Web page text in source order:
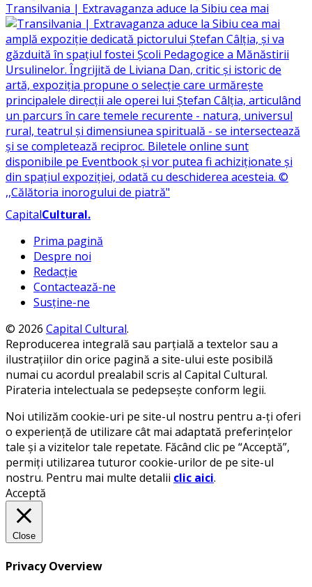
Transilvania | Extravaganza aduce la Sibiu cea mai
CapitalCultural.
Prima pagină
Despre noi
Redacție
Contactează-ne
Susține-ne
© 2026 Capital Cultural.
Reproducerea integrală sau parțială a textelor sau a
ilustrațiilor din orice pagină a site-ului este posibilă
numai cu acordul prealabil scris al Capital Cultural.
Pirateria intelectuala se pedepsește conform legii.
Noi utilizăm cookie-uri pe site-ul nostru pentru a-ți oferi
o experiență de utilizare cât mai adaptată preferințelor
tale și a vizitelor tale repetate. Făcând clic pe “Acceptă”,
permiți utilizarea tuturor cookie-urilor de pe site-ul
nostru. Pentru mai multe detalii clic aici.
Acceptă
Close
Privacy Overview